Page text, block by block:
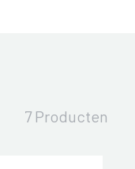
7 Producten